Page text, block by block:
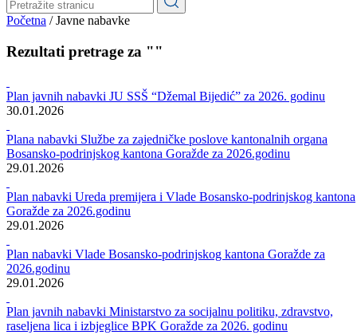
Kontakt
Javne nabavke
Rezultati pretrage za ""